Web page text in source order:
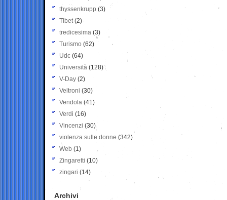
thyssenkrupp (3)
Tibet(2)
tredicesima (3)
Turismo (62)
Udc (64)
Università (128)
V-Day (2)
Veltroni (30)
Vendola (41)
Verdi (16)
Vincenzi (30)
violenza sulle donne (342)
Web (1)
Zingaretti (10)
zingari (14)
Archivi